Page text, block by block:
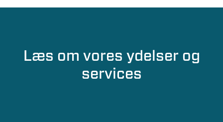
Læs om vores ydelser og
services